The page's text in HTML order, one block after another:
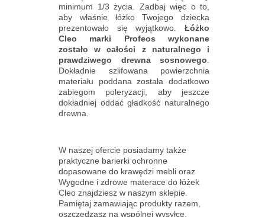
minimum 1/3 życia. Zadbaj więc o to,
aby właśnie łóżko Twojego dziecka
prezentowało się wyjątkowo.
Łóżko
Cleo marki Profeos wykonane
zostało w całości z naturalnego i
prawdziwego drewna sosnowego.
Dokładnie szlifowana powierzchnia
materiału poddana została dodatkowo
zabiegom poleryzacji, aby jeszcze
dokładniej oddać gładkość naturalnego
drewna.
W naszej ofercie posiadamy także
praktyczne barierki ochronne
dopasowane do krawędzi mebli oraz
Wygodne i zdrowe materace do łóżek
Cleo znajdziesz w naszym sklepie.
Pamiętaj zamawiając produkty razem,
oszczędzasz na wspólnej wysyłce.